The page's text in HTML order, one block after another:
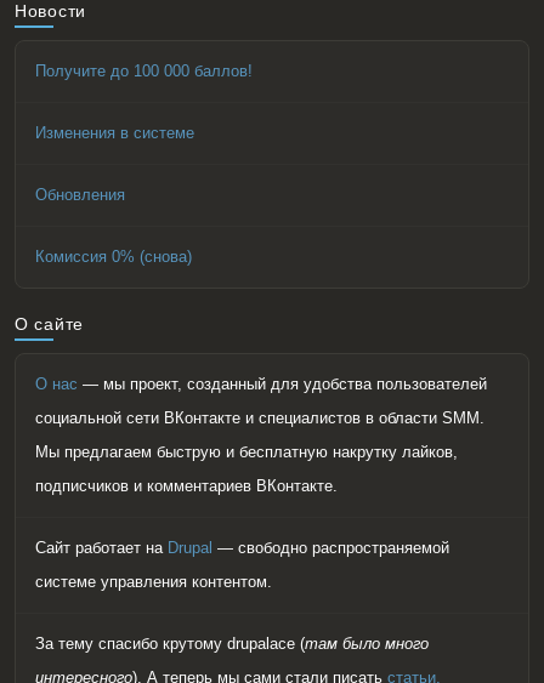
Новости
Получите до 100 000 баллов!
Изменения в системе
Обновления
Комиссия 0% (снова)
О сайте
О нас — мы проект, созданный для удобства пользователей
социальной сети ВКонтакте и специалистов в области SMM.
Мы предлагаем быструю и бесплатную накрутку лайков,
подписчиков и комментариев ВКонтакте.
Сайт работает на Drupal — свободно распространяемой
системе управления контентом.
За тему спасибо крутому drupalace (там было много
интересного). А теперь мы сами стали писать статьи.